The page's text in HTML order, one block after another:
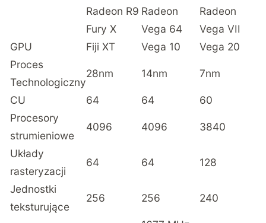
Radeon R9
Fury X
Radeon
Vega 64
Radeon
Vega VII
GPU
Fiji XT Vega 10
Vega 20
Proces
Technologiczny
28nm 14nm 7nm
CU 64 64
60
Procesory
strumieniowe
4096 4096 3840
Układy
rasteryzacji
64 64 128
Jednostki
teksturujące
256 256 240